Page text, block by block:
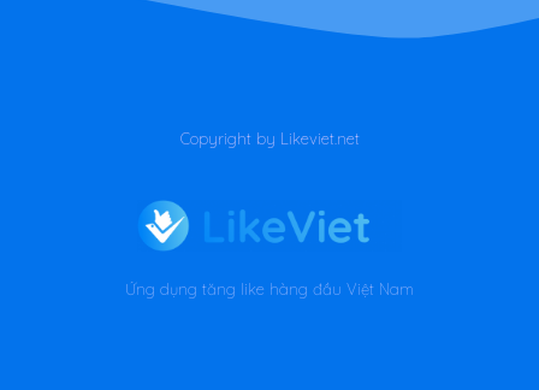
Copyright by Likeviet.net
Ứng dụng tăng like hàng đầu Việt Nam